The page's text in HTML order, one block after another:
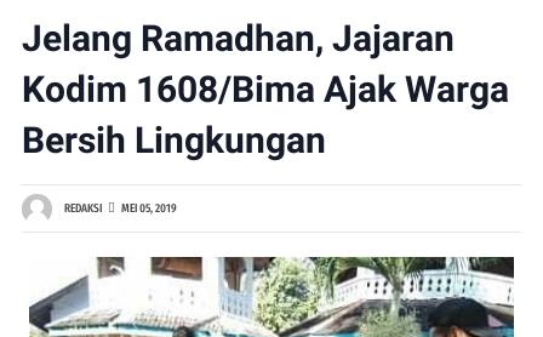
Jelang Ramadhan, Jajaran
Kodim 1608/Bima Ajak Warga
Bersih Lingkungan
REDAKSI MEI 05, 2019